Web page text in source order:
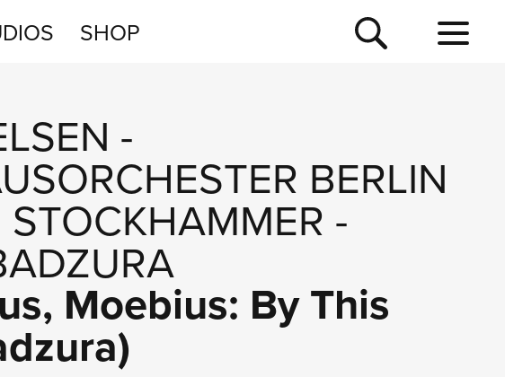
SHOP
-
BERLIN
-
Moebius: By This